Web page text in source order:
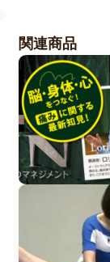
関連商品